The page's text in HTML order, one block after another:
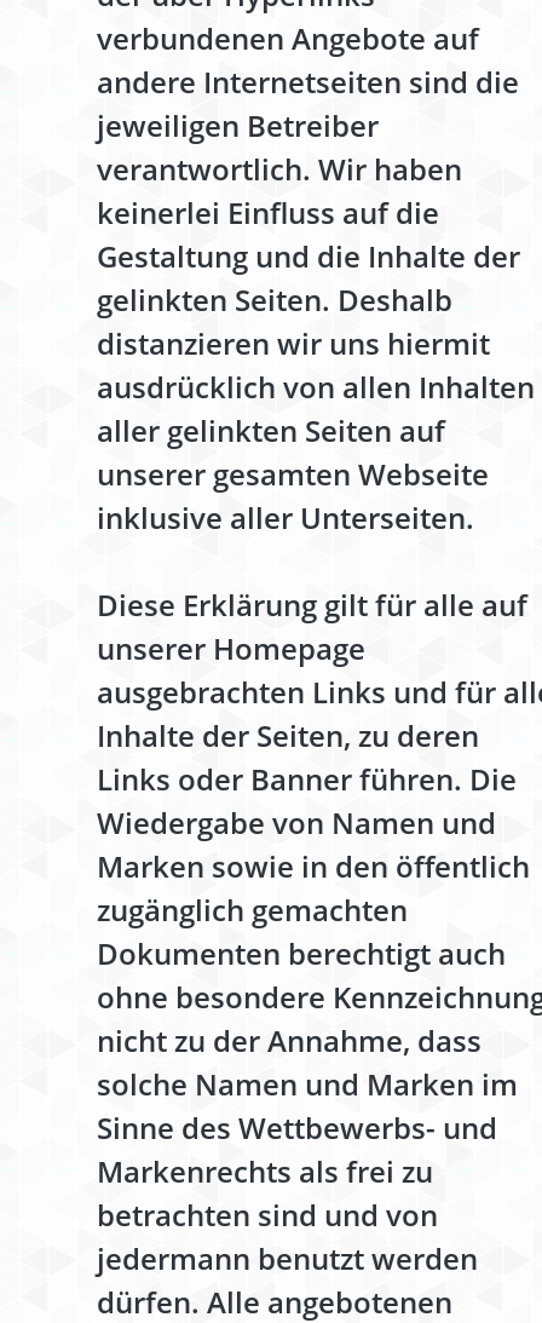
verbundenen Angebote auf
andere Internetseiten sind die
jeweiligen Betreiber
verantwortlich. Wir haben
keinerlei Einfluss auf die
Gestaltung und die Inhalte der
gelinkten Seiten. Deshalb
distanzieren wir uns hiermit
ausdrücklich von allen Inhalten
aller gelinkten Seiten auf
unserer gesamten Webseite
inklusive aller Unterseiten.
Diese Erklärung gilt für alle auf
unserer Homepage
ausgebrachten Links und für
Inhalte der Seiten, zu deren
Links oder Banner führen. Die
Wiedergabe von Namen und
Marken sowie in den öffentlich
zugänglich gemachten
Dokumenten berechtigt auch
ohne besondere
nicht zu der Annahme, dass
solche Namen und Marken im
Sinne des Wettbewerbs- und
Markenrechts als frei zu
betrachten sind und von
jedermann benutzt werden
dürfen. Alle angebotenen